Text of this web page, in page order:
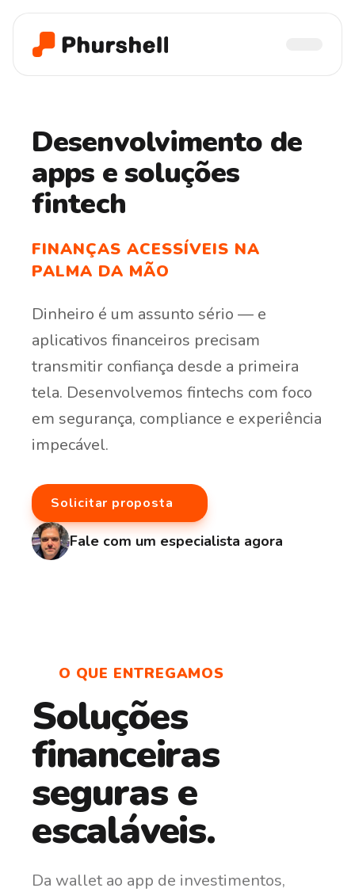
Desenvolvimento de
apps e soluções
fintech
FINANÇAS ACESSÍVEIS NA
PALMA DA MÃO
Dinheiro é um assunto sério — e
aplicativos financeiros precisam
transmitir confiança desde a primeira
tela. Desenvolvemos fintechs com foco
em segurança, compliance e experiência
impecável.
Solicitar proposta
Fale com um especialista agora
mercado financeiropara criar produtos mais
rápidos, acessíveis e inteligentes. Inclui
digitais, plataformas de investimento, crédito,
pagamentos e open finance— experiências que
substituem o banco tradicional.
O QUE ENTREGAMOS
Soluções
financeiras
seguras e
escaláveis.
Da wallet ao app de investimentos,